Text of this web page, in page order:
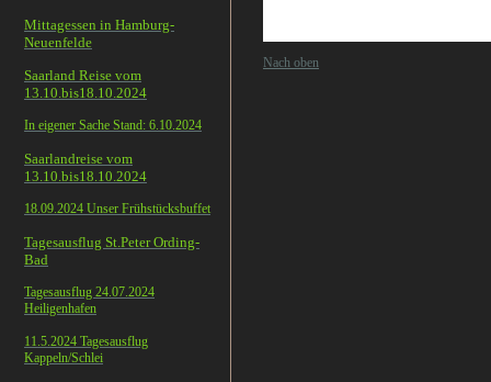
Mittagessen in Hamburg-
Neuenfelde
Saarland Reise vom
13.10.bis18.10.2024
In eigener Sache Stand: 6.10.2024
Saarlandreise vom
13.10.bis18.10.2024
18.09.2024 Unser Frühstücksbuffet
Tagesausflug St.Peter Ording-
Bad
Tagesausflug 24.07.2024
Heiligenhafen
11.5.2024 Tagesausflug
Kappeln/Schlei
Nach oben